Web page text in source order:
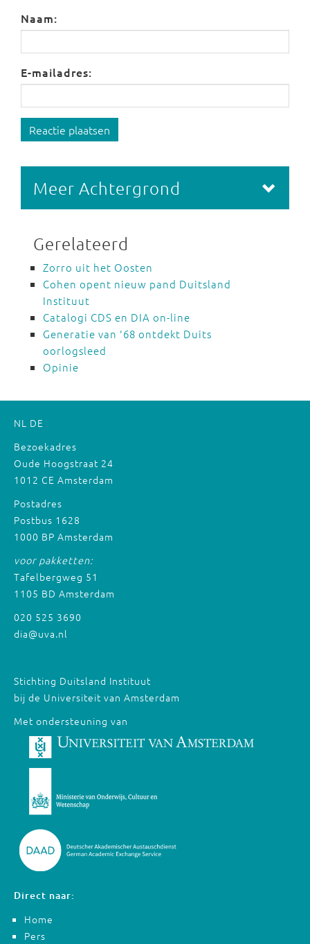
Naam:
E-mailadres:
Reactie plaatsen
Meer Achtergrond
Gerelateerd
Zorro uit het Oosten
Cohen opent nieuw pand Duitsland
Instituut
Catalogi CDS en DIA on-line
Generatie van '68 ontdekt Duits
oorlogsleed
Opinie
NL DE
Bezoekadres
Oude Hoogstraat 24
1012 CE Amsterdam
Postadres
Postbus 1628
1000 BP Amsterdam
voor pakketten:
Tafelbergweg 51
1105 BD Amsterdam
020 525 3690
dia@uva.nl
Stichting Duitsland Instituut
bij de Universiteit van Amsterdam
Met ondersteuning van
Direct naar:
Home
Pers